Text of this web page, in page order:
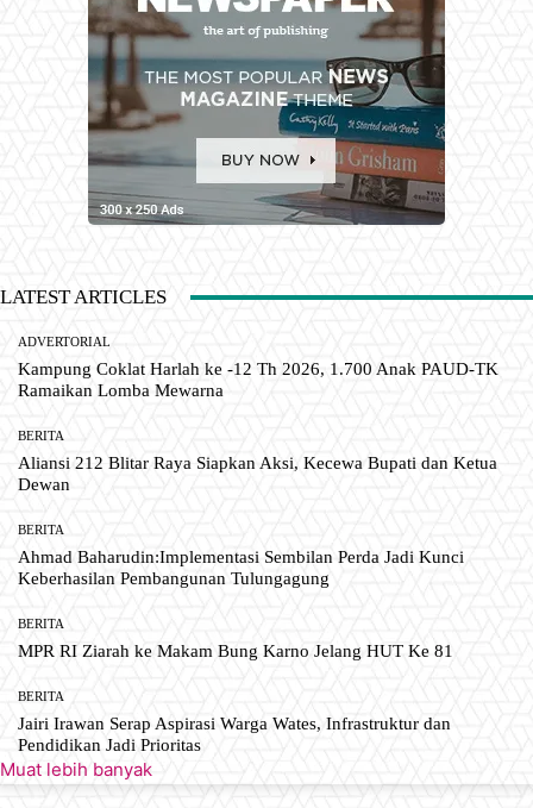
LATEST ARTICLES
ADVERTORIAL
Kampung Coklat Harlah ke -12 Th 2026, 1.700 Anak PAUD-TK
Ramaikan Lomba Mewarna
BERITA
Aliansi 212 Blitar Raya Siapkan Aksi, Kecewa Bupati dan Ketua
Dewan
BERITA
Ahmad Baharudin:Implementasi Sembilan Perda Jadi Kunci
Keberhasilan Pembangunan Tulungagung
BERITA
MPR RI Ziarah ke Makam Bung Karno Jelang HUT Ke 81
BERITA
Jairi Irawan Serap Aspirasi Warga Wates, Infrastruktur dan
Pendidikan Jadi Prioritas
Muat lebih banyak